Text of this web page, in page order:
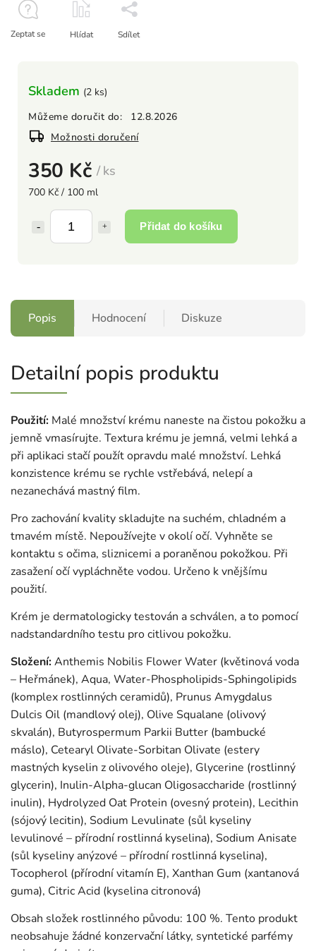
350 Kč / ks
700 Kč / 100 ml
Přidat do košíku
Skladem (2 ks)
Můžeme doručit do:
12.8.2026
Možnosti doručení
Zeptat se Hlídat Sdílet
Popis Hodnocení Diskuze
Detailní popis produktu
Použití: Malé množství krému naneste na čistou pokožku a
jemně vmasírujte. Textura krému je jemná, velmi lehká a
při aplikaci stačí použít opravdu malé množství. Lehká
konzistence krému se rychle vstřebává, nelepí a
nezanechává mastný film.
Pro zachování kvality skladujte na suchém, chladném a
tmavém místě. Nepoužívejte v okolí očí. Vyhněte se
kontaktu s očima, sliznicemi a poraněnou pokožkou. Při
zasažení očí vypláchněte vodou. Určeno k vnějšímu
použití.
Krém je dermatologicky testován a schválen, a to pomocí
nadstandardního testu pro citlivou pokožku.
Složení:Anthemis Nobilis Flower Water (květinová voda
– Heřmánek), Aqua, Water-Phospholipids-Sphingolipids
(komplex rostlinných ceramidů), Prunus Amygdalus
Dulcis Oil (mandlový olej), Olive Squalane (olivový
skvalán), Butyrospermum Parkii Butter (bambucké
máslo), Cetearyl Olivate-Sorbitan Olivate (estery
mastných kyselin z olivového oleje), Glycerine (rostlinný
glycerin), Inulin-Alpha-glucan Oligosaccharide (rostlinný
inulin), Hydrolyzed Oat Protein (ovesný protein), Lecithin
(sójový lecitin), Sodium Levulinate (sůl kyseliny
levulinové – přírodní rostlinná kyselina), Sodium Anisate
(sůl kyseliny anýzové – přírodní rostlinná kyselina),
Tocopherol (přírodní vitamín E), Xanthan Gum (xantanová
guma), Citric Acid (kyselina citronová)
Obsah složek rostlinného původu: 100 %. Tento produkt
neobsahuje žádné konzervační látky, syntetické parfémy